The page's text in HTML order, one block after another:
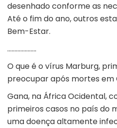
desenhado conforme as
Até o fim do ano, outros
Bem-Estar.
………………..
O que é o vírus Marburg,
preocupar após mortes em
Gana, na África Ocidental,
primeiros casos no país do
uma doença altamente